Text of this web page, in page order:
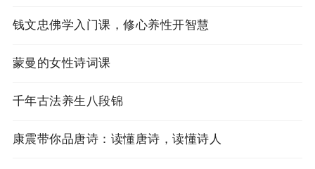
钱文忠佛学入门课，修心养性开智慧
蒙曼的女性诗词课
千年古法养生八段锦
康震带你品唐诗：读懂唐诗，读懂诗人